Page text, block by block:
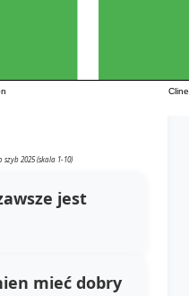
2025 (skala 1-10)
jest
mieć dobry